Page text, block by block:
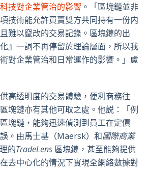
技對企業管治的影響 。「區塊鏈並非
技術能允許買賣雙方共同持有一份内
難以竄改的交易記錄。區塊鏈的出
』一詞不再停留於理論層面，所以我
對企業管治和日常運作的影響。」盧
高透明度的交易體驗，便利商務往
塊鏈亦有其他可取之處。他説：「例
塊鏈，能夠迅速偵測到員工在定價
。由馬士基（Maersk）和國際商業
的TradeLens 區塊鏈，甚至能夠提供
去中心化的情況下實現全網絡數據對